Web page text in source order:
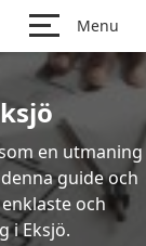
Menu
en utmaning
guide och
och
i Eksjö.